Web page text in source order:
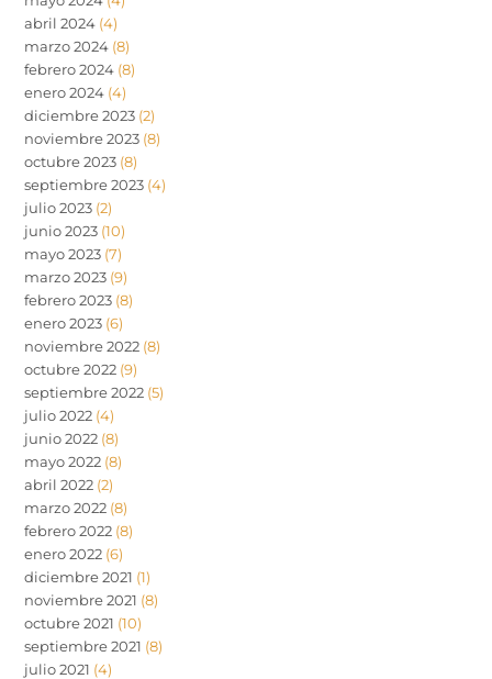
abril 2024 (4)
marzo 2024 (8)
febrero 2024 (8)
enero 2024 (4)
diciembre 2023 (2)
noviembre 2023 (8)
octubre 2023 (8)
septiembre 2023 (4)
julio 2023 (2)
junio 2023 (10)
mayo 2023 (7)
marzo 2023 (9)
febrero 2023 (8)
enero 2023 (6)
noviembre 2022 (8)
octubre 2022 (9)
septiembre 2022 (5)
julio 2022 (4)
junio 2022 (8)
mayo 2022 (8)
abril 2022 (2)
marzo 2022 (8)
febrero 2022 (8)
enero 2022 (6)
diciembre 2021 (1)
noviembre 2021 (8)
octubre 2021 (10)
septiembre 2021 (8)
julio 2021 (4)